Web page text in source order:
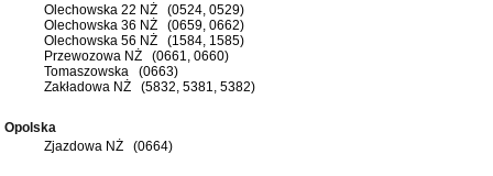
Olechowska 22 NŻ (0524, 0529)
Olechowska 36 NŻ (0659, 0662)
Olechowska 56 NŻ (1584, 1585)
Przewozowa NŻ (0661, 0660)
Tomaszowska (0663)
Zakładowa NŻ (5832, 5381, 5382)
Opolska
Zjazdowa NŻ (0664)